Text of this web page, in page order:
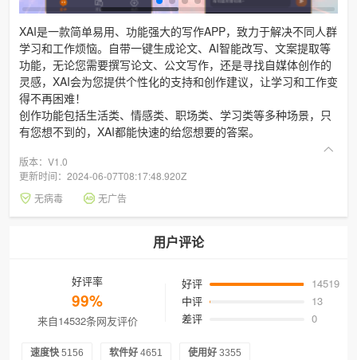
XAI是一款简单易用、功能强大的写作APP，致力于解决不同人群
学习和工作烦恼。自带一键生成论文、AI智能改写、文案提取等
功能，无论您需要撰写论文、公文写作，还是寻找自媒体创作的
灵感，XAI会为您提供个性化的支持和创作建议，让学习和工作变
得不再困难！
创作功能包括生活类、情感类、职场类、学习类等多种场景，只
有您想不到的，XAI都能快速的给您想要的答案。
版本：V1.0
更新时间：2024-06-07T08:17:48.920Z
无病毒
无广告
用户评论
好评率
99%
来自14532条网友评价
好评
14519
中评
13
差评
0
速度快 5156 软件好 4651 使用好 3355